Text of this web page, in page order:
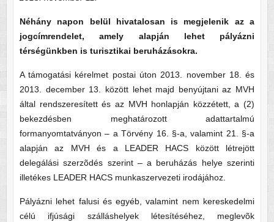
Néhány napon belül hivatalosan is megjelenik az a
jogcímrendelet, amely alapján lehet pályázni
térségünkben is turisztikai beruházásokra.
A támogatási kérelmet postai úton 2013. november 18. és
2013. december 13. között lehet majd benyújtani az MVH
által rendszeresített és az MVH honlapján közzétett, a (2)
bekezdésben meghatározott adattartalmú
formanyomtatványon – a Törvény 16. §-a, valamint 21. §-a
alapján az MVH és a LEADER HACS között létrejött
delegálási szerzõdés szerint – a beruházás helye szerinti
illetékes LEADER HACS munkaszervezeti irodájához.
Pályázni lehet falusi és egyéb, valamint nem kereskedelmi
célú ifjúsági szálláshelyek létesítéséhez, meglevõk